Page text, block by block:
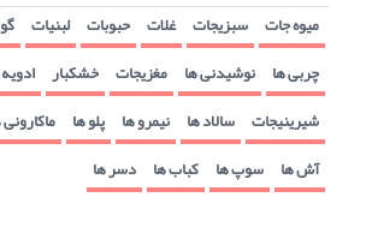
میوه جات سبزیجات غلات حبوبات لبنیات
چربی ها نوشیدنی ها مغزیجات خشکبار
شیرینیجات سالاد ها نیمرو ها پلو ها
آش ها سوپ ها کباب ها دسر ها